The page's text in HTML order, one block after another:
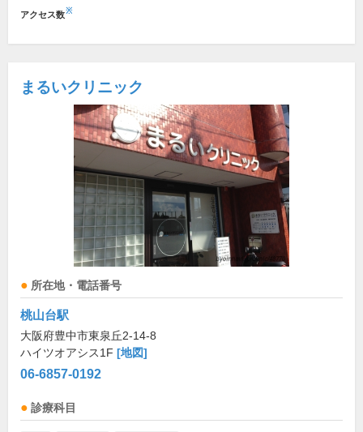
アクセス数※
まるいクリニック
所在地・電話番号
桃山台駅
大阪府豊中市東泉丘2-14-8
ハイツオアシス1F [地図]
06-6857-0192
診療科目